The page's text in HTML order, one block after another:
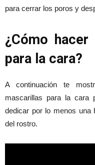
para cerrar los poros y
¿Cómo
para la cara?
A continuación te
mascarillas para la cara
dedicar por lo menos una
del rostro.